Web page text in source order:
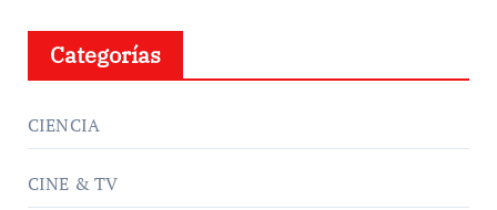
Categorías
CIENCIA
CINE & TV